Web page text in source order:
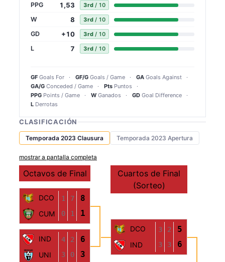
PPG 1,53 3rd / 10
W 8 3rd / 10
GD +10 3rd / 10
L 7 3rd / 10
GF Goals For GF/G Goals / Game GA Goals Against
GA/G Conceded / Game Pts Puntos
PPG Points / Game W Ganados GD Goal Difference
L Derrotas
CLASIFICACIÓN
Temporada 2023 Clausura Temporada 2023 Apertura
mostrar a pantalla completa
Octavos de Final
DCO
CUM
1
0
7
1
8
1
IND
UNI
4
3
2
0
6
3
Cuartos de Final
(Sorteo)
DCO
IND
3
3
2
3
5
6